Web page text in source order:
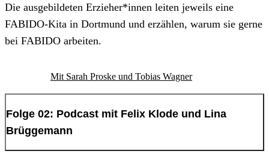
Die ausgebildeten Erzieher*innen leiten jeweils eine
FABIDO-Kita in Dortmund und erzählen, warum sie gerne
bei FABIDO arbeiten.
Mit Sarah Proske und Tobias Wagner
Folge 02: Podcast mit Felix Klode und Lina
Brüggemann